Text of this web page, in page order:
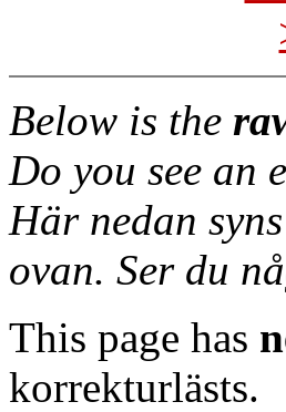
Below is the
Do you see an
Här nedan syns
ovan. Ser du
This page has
korrekturlästs.